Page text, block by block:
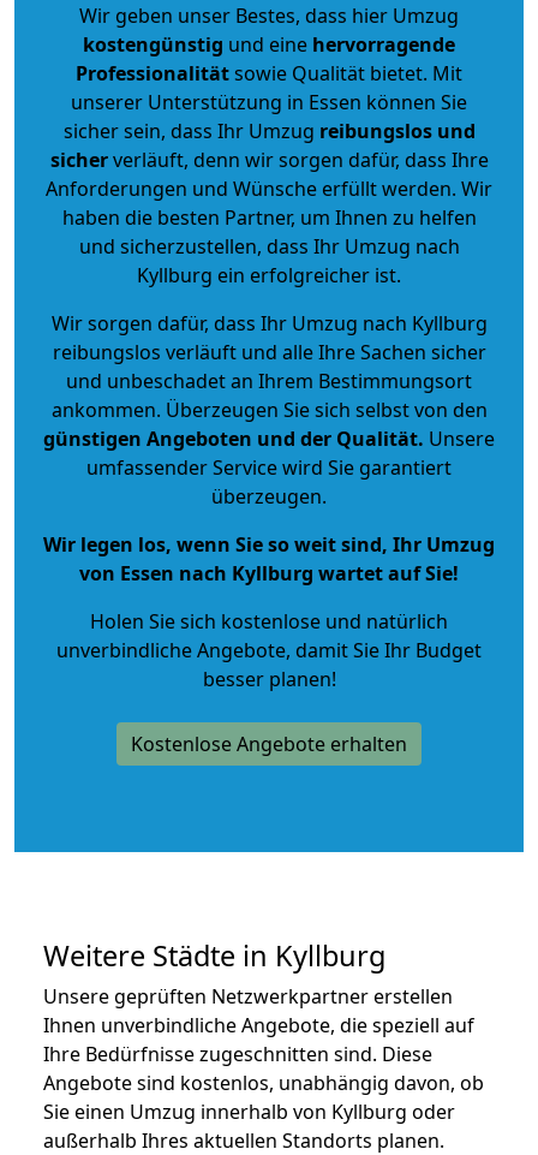
Wir geben unser Bestes, dass hier Umzug
kostengünstig und eine hervorragende
Professionalitätsowie Qualität bietet. Mit
unserer Unterstützung in Essen können Sie
sicher sein, dass Ihr Umzug reibungslos und
sicherverläuft, denn wir sorgen dafür, dass Ihre
Anforderungen und Wünsche erfüllt werden. Wir
haben die besten Partner, um Ihnen zu helfen
und sicherzustellen, dass Ihr Umzug nach
Kyllburg ein erfolgreicher ist.
Wir sorgen dafür, dass Ihr Umzug nach Kyllburg
reibungslos verläuft und alle Ihre Sachen sicher
und unbeschadet an Ihrem Bestimmungsort
ankommen. Überzeugen Sie sich selbst von den
günstigen Angeboten und der Qualität. Unsere
umfassender Service wird Sie garantiert
überzeugen.
Wir legen los, wenn Sie so weit sind, Ihr Umzug
von Essen nach Kyllburg wartet auf Sie!
Holen Sie sich kostenlose und natürlich
unverbindliche Angebote, damit Sie Ihr Budget
besser planen!
Kostenlose Angebote erhalten
Weitere Städte in Kyllburg
Unsere geprüften Netzwerkpartner erstellen
Ihnen unverbindliche Angebote, die speziell auf
Ihre Bedürfnisse zugeschnitten sind. Diese
Angebote sind kostenlos, unabhängig davon, ob
Sie einen Umzug innerhalb von Kyllburg oder
außerhalb Ihres aktuellen Standorts planen.